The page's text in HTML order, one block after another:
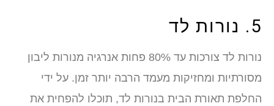
5. נורות לד
נורות לד צורכות עד 80% פחות אנרגיה מנורות ליבון
מסורתיות ומחזיקות מעמד הרבה יותר זמן. על ידי
החלפת תאורת הבית בנורות לד, תוכלו להפחית את